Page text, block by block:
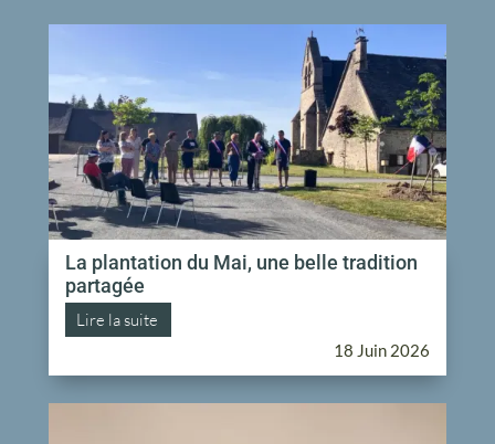
La plantation du Mai, une belle tradition
partagée
Lire la suite
18 Juin 2026